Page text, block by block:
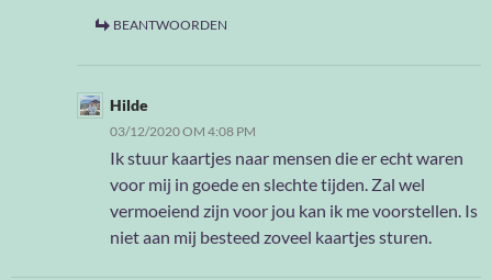
BEANTWOORDEN
Hilde
03/12/2020 OM 4:08 PM
Ik stuur kaartjes naar mensen die er echt waren
voor mij in goede en slechte tijden. Zal wel
vermoeiend zijn voor jou kan ik me voorstellen. Is
niet aan mij besteed zoveel kaartjes sturen.